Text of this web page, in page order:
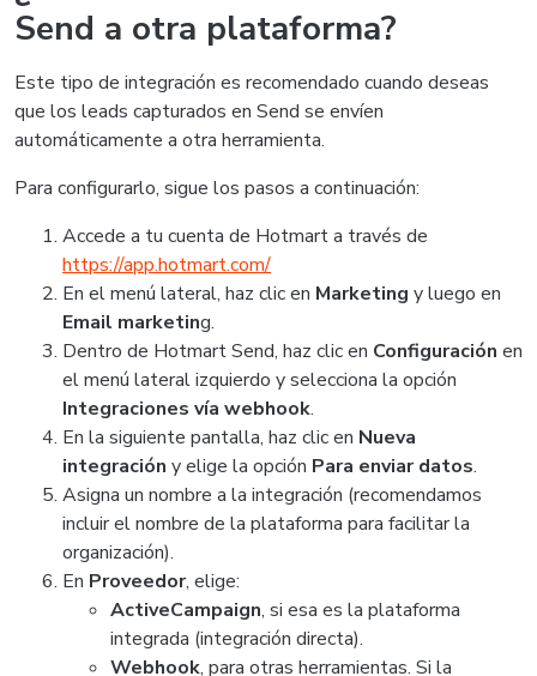
Send a otra plataforma?
Este tipo de integración es recomendado cuando deseas
que los leads capturados en Send se envíen
automáticamente a otra herramienta.
Para configurarlo, sigue los pasos a continuación:
Accede a tu cuenta de Hotmart a través de
https://app.hotmart.com/
En el menú lateral, haz clic en Marketing y luego en
Email marketing.
Dentro de Hotmart Send, haz clic en Configuración en
el menú lateral izquierdo y selecciona la opción
Integraciones vía webhook.
En la siguiente pantalla, haz clic en Nueva
integración y elige la opción Para enviar datos.
Asigna un nombre a la integración (recomendamos
incluir el nombre de la plataforma para facilitar la
organización).
En Proveedor, elige:
ActiveCampaign, si esa es la plataforma
integrada (integración directa).
Webhook, para otras herramientas. Si la